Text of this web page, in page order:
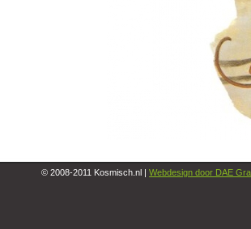
© 2008-2011 Kosmisch.nl |Webdesign door DAE